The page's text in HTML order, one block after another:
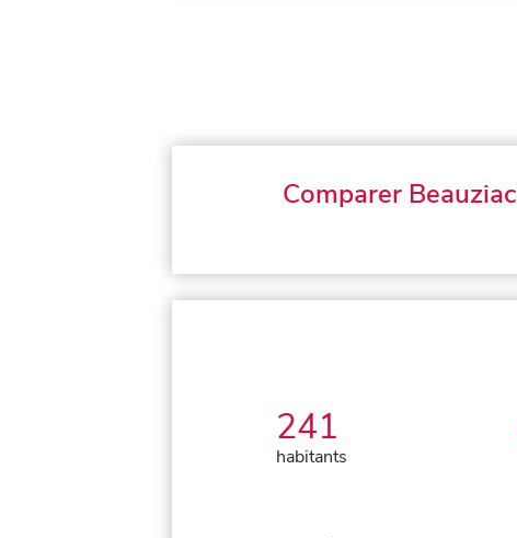
Comparer Beauziac
241
habitants